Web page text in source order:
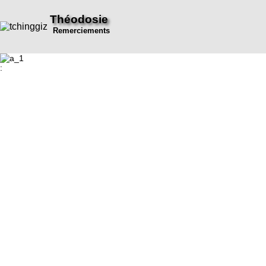
Théodosie
Remerciements
: